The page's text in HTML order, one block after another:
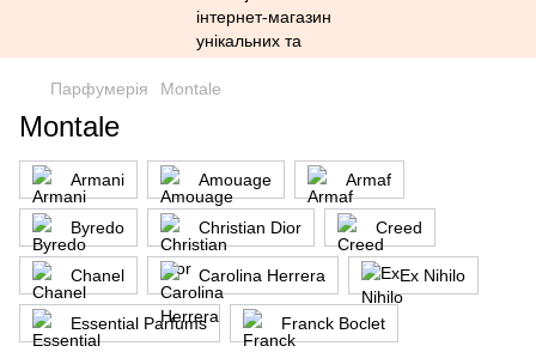
Парфумерія Montale
Montale
Armani Amouage Armaf
Byredo Christian Dior Creed
Chanel Carolina Herrera Ex Nihilo
Essential Parfums Franck Boclet